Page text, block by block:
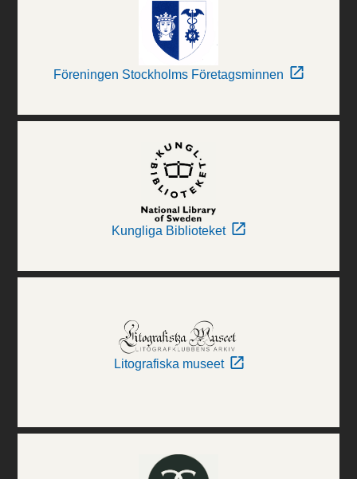
Föreningen Stockholms Företagsminnen
Kungliga Biblioteket
Litografiska museet